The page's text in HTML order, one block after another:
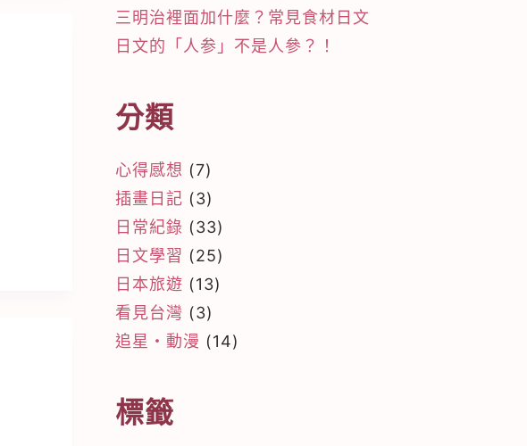
三明治裡面加什麼？常見食材日文
日文的「人参」不是人參？！
分類
心得感想 (7)
插畫日記 (3)
日常紀錄 (33)
日文學習 (25)
日本旅遊 (13)
看見台灣 (3)
追星・動漫 (14)
標籤